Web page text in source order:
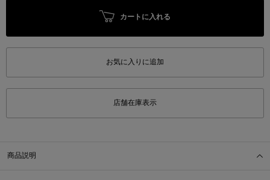
カートに入れる
お気に入りに追加
店舗在庫表示
商品説明